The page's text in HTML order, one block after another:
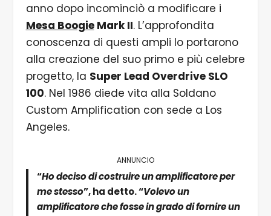
anno dopo incominciò a modificare i
Mesa BoogieMark II. L’approfondita
conoscenza di questi ampli lo portarono
alla creazione del suo primo e più celebre
progetto, la Super Lead Overdrive SLO
100. Nel 1986 diede vita alla Soldano
Custom Amplification con sede a Los
Angeles.
ANNUNCIO
“Ho deciso di costruire un amplificatore per
me stesso”, ha detto. “Volevo un
amplificatore che fosse in grado di fornire un